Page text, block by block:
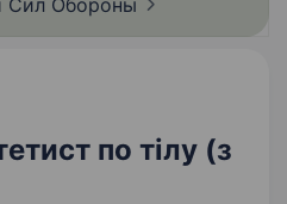
Сил Обороны
по тілу (з